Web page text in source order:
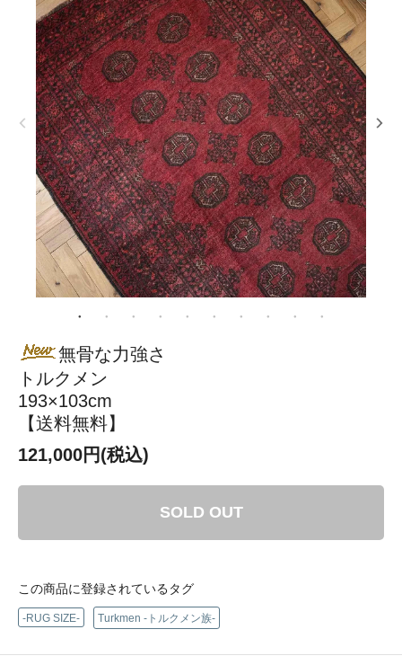
無骨な力強さ
トルクメン
193×103cm
【送料無料】
121,000円(税込)
SOLD OUT
この商品に登録されているタグ
-RUG SIZE- Turkmen -トルクメン族-